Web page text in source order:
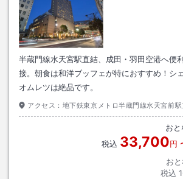
半蔵門線水天宮駅直結、成田・羽田空港へ便
接。朝食は和洋ブッフェが特におすすめ！シ
オムレツは絶品です。
アクセス： 地下鉄東京メトロ半蔵門線水天宮前駅
おと
税込 33,700円
お
税込